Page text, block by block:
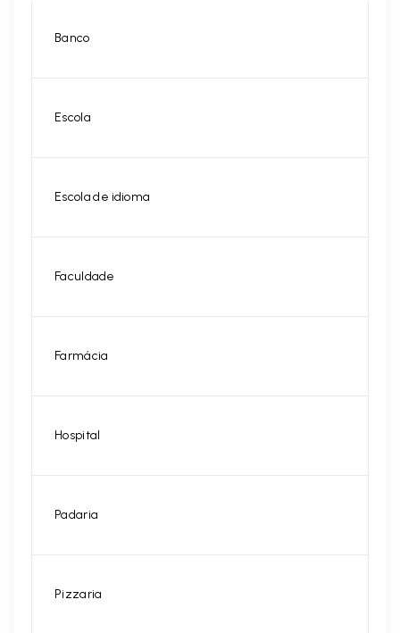
Banco
Escola
Escola de idioma
Faculdade
Farmácia
Hospital
Padaria
Pizzaria